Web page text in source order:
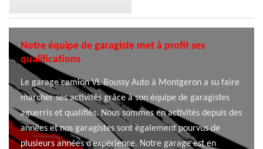
Notre équipe de garagiste met à profit ses
qualifications
Le garage camion VL Boussy Auto à Montgeron a su faire
marcher ses activités grâce à son équipe de garagistes
aguerris et qualifiés. Nous sommes en activités depuis des
années et nos garagistes sont également pourvus de
plusieurs années d’expérience. Notre garage est en